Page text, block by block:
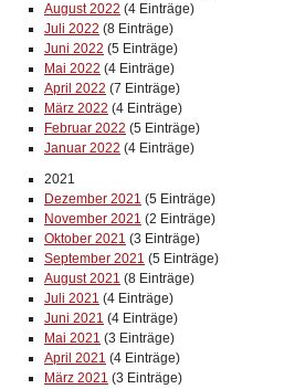
August 2022 (4 Einträge)
Juli 2022 (8 Einträge)
Juni 2022 (5 Einträge)
Mai 2022 (4 Einträge)
April 2022 (7 Einträge)
März 2022 (4 Einträge)
Februar 2022 (5 Einträge)
Januar 2022 (4 Einträge)
2021
Dezember 2021 (5 Einträge)
November 2021 (2 Einträge)
Oktober 2021 (3 Einträge)
September 2021 (5 Einträge)
August 2021 (8 Einträge)
Juli 2021 (4 Einträge)
Juni 2021 (4 Einträge)
Mai 2021 (3 Einträge)
April 2021 (4 Einträge)
März 2021 (3 Einträge)